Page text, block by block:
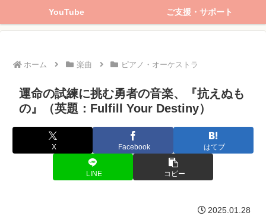
YouTube ご支援・サポート
ホーム 楽曲 ピアノ・オーケストラ
運命の試練に挑む勇者の音楽、『抗えぬも
の』（英題：Fulfill Your Destiny）
X Facebook はてブ
LINE コピー
2025.01.28